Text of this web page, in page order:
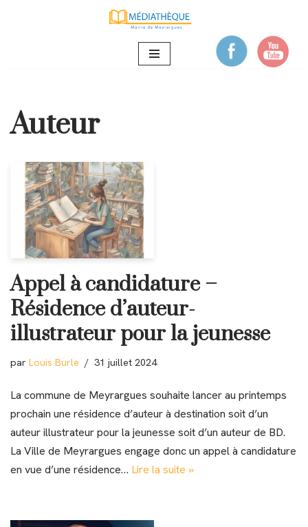
Auteur
Appel à candidature –
Résidence d’auteur-
illustrateur pour la jeunesse
par Louis Burle 31 juillet 2024
La commune de Meyrargues souhaite lancer au printemps
prochain une résidence d’auteur à destination soit d’un
auteur illustrateur pour la jeunesse soit d’un auteur de BD.
La Ville de Meyrargues engage donc un appel à candidature
en vue d’une résidence… Lire la suite »